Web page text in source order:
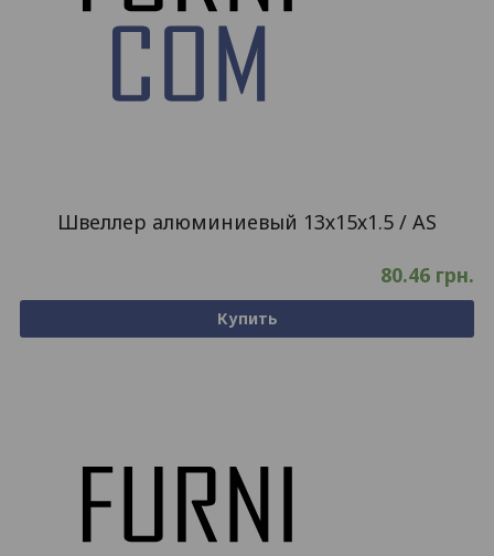
Швеллер алюминиевый 13х15х1.5 / AS
80.46 грн.
Купить